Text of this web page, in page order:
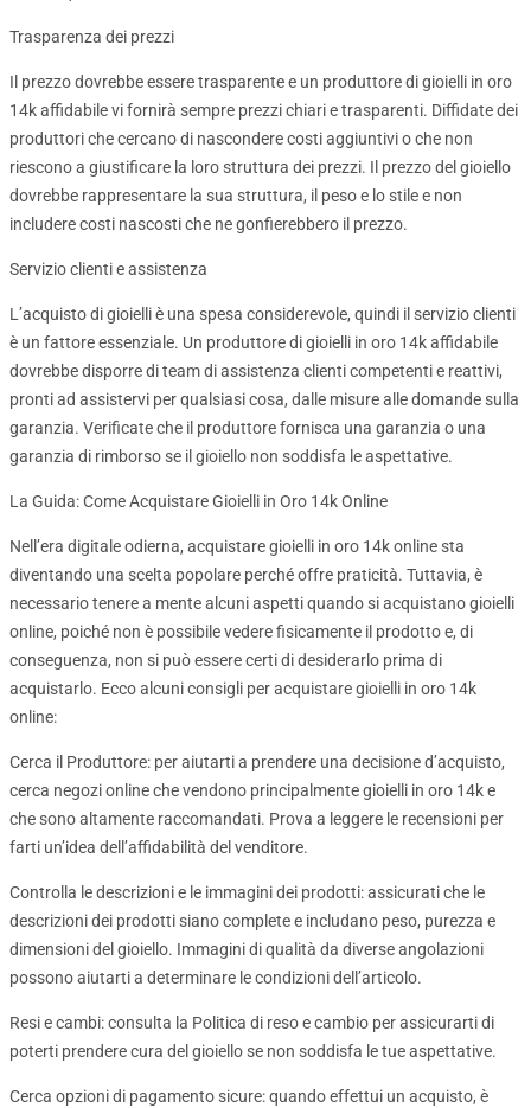
Trasparenza dei prezzi
Il prezzo dovrebbe essere trasparente e un produttore di gioielli in oro
14k affidabile vi fornirà sempre prezzi chiari e trasparenti. Diffidate dei
produttori che cercano di nascondere costi aggiuntivi o che non
riescono a giustificare la loro struttura dei prezzi. Il prezzo del gioiello
dovrebbe rappresentare la sua struttura, il peso e lo stile e non
includere costi nascosti che ne gonfierebbero il prezzo.
Servizio clienti e assistenza
L’acquisto di gioielli è una spesa considerevole, quindi il servizio clienti
è un fattore essenziale. Un produttore di gioielli in oro 14k affidabile
dovrebbe disporre di team di assistenza clienti competenti e reattivi,
pronti ad assistervi per qualsiasi cosa, dalle misure alle domande sulla
garanzia. Verificate che il produttore fornisca una garanzia o una
garanzia di rimborso se il gioiello non soddisfa le aspettative.
La Guida: Come Acquistare Gioielli in Oro 14k Online
Nell’era digitale odierna, acquistare gioielli in oro 14k online sta
diventando una scelta popolare perché offre praticità. Tuttavia, è
necessario tenere a mente alcuni aspetti quando si acquistano gioielli
online, poiché non è possibile vedere fisicamente il prodotto e, di
conseguenza, non si può essere certi di desiderarlo prima di
acquistarlo. Ecco alcuni consigli per acquistare gioielli in oro 14k
online:
Cerca il Produttore: per aiutarti a prendere una decisione d’acquisto,
cerca negozi online che vendono principalmente gioielli in oro 14k e
che sono altamente raccomandati. Prova a leggere le recensioni per
farti un’idea dell’affidabilità del venditore.
Controlla le descrizioni e le immagini dei prodotti: assicurati che le
descrizioni dei prodotti siano complete e includano peso, purezza e
dimensioni del gioiello. Immagini di qualità da diverse angolazioni
possono aiutarti a determinare le condizioni dell’articolo.
Resi e cambi: consulta la Politica di reso e cambio per assicurarti di
poterti prendere cura del gioiello se non soddisfa le tue aspettative.
Cerca opzioni di pagamento sicure: quando effettui un acquisto, è